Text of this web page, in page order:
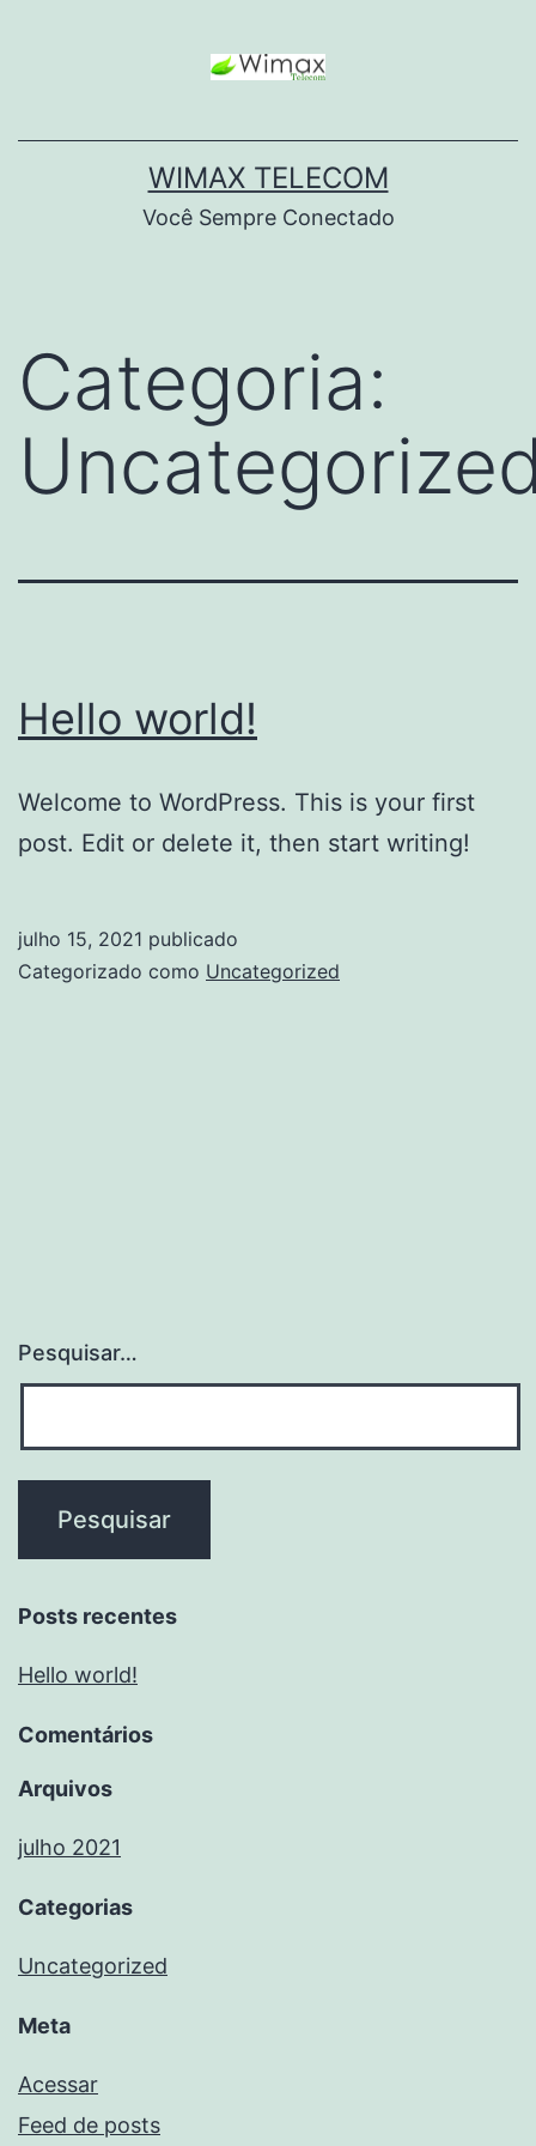
WIMAX TELECOM
Você Sempre Conectado
Categoria:
Hello world!
Welcome to WordPress. This is your first
post. Edit or delete it, then start writing!
julho 15, 2021 publicado
Categorizado como Uncategorized
Pesquisar…
Posts recentes
Hello world!
Comentários
Arquivos
julho 2021
Categorias
Uncategorized
Meta
Acessar
Feed de posts